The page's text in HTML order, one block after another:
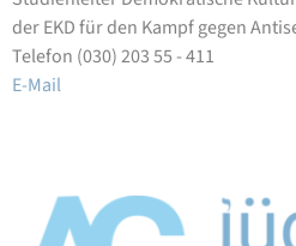
der EKD für den Kampf gegen
Telefon (030) 203 55 - 411
E-Mail